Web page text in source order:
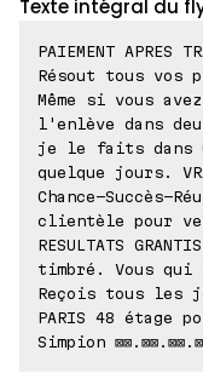
Texte intégral du
PAIEMENT APRES
Résout tous
Même si vous
l'enlève dans
je le faits dans
quelque jours.
Chance-Succès-
clientèle pour
RESULTATS
timbré. Vous qui
Reçois tous les
PARIS 48 étage
Simpion